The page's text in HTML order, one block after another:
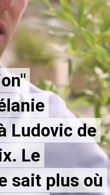
Ludovic de
Le
sait plus où
Ludovic de
Le
sait plus où